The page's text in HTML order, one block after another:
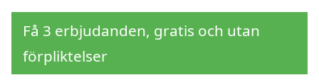
Få 3 erbjudanden, gratis och utan
förpliktelser